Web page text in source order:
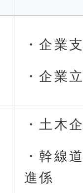
・企業
・企業
・土木
・幹線
進係